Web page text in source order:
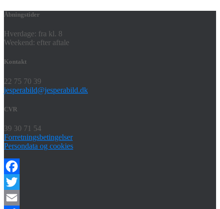
Åbningstider
Hverdage: fra kl. 8
Weekend: efter aftale
Kontakt
22 75 70 39
jesperabild@jesperabild.dk
CVR
39 30 71 54
Forretningsbetingelser
Persondata og cookies
Facebook
Twitter